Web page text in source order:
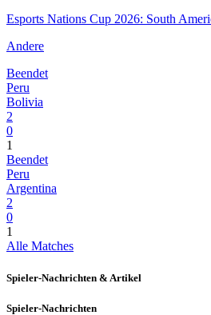
Esports Nations Cup 2026: South
Andere
Beendet
Peru
Bolivia
2
0
1
Beendet
Peru
Argentina
2
0
1
Alle Matches
Spieler-Nachrichten & Artikel
Spieler-Nachrichten